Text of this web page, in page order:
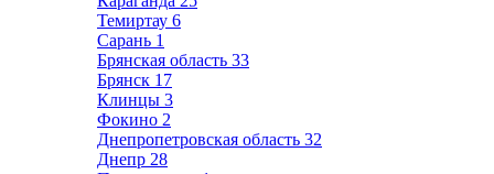
Темиртау 6
Сарань 1
Брянская область 33
Брянск 17
Клинцы 3
Фокино 2
Днепропетровская область 32
Днепр 28